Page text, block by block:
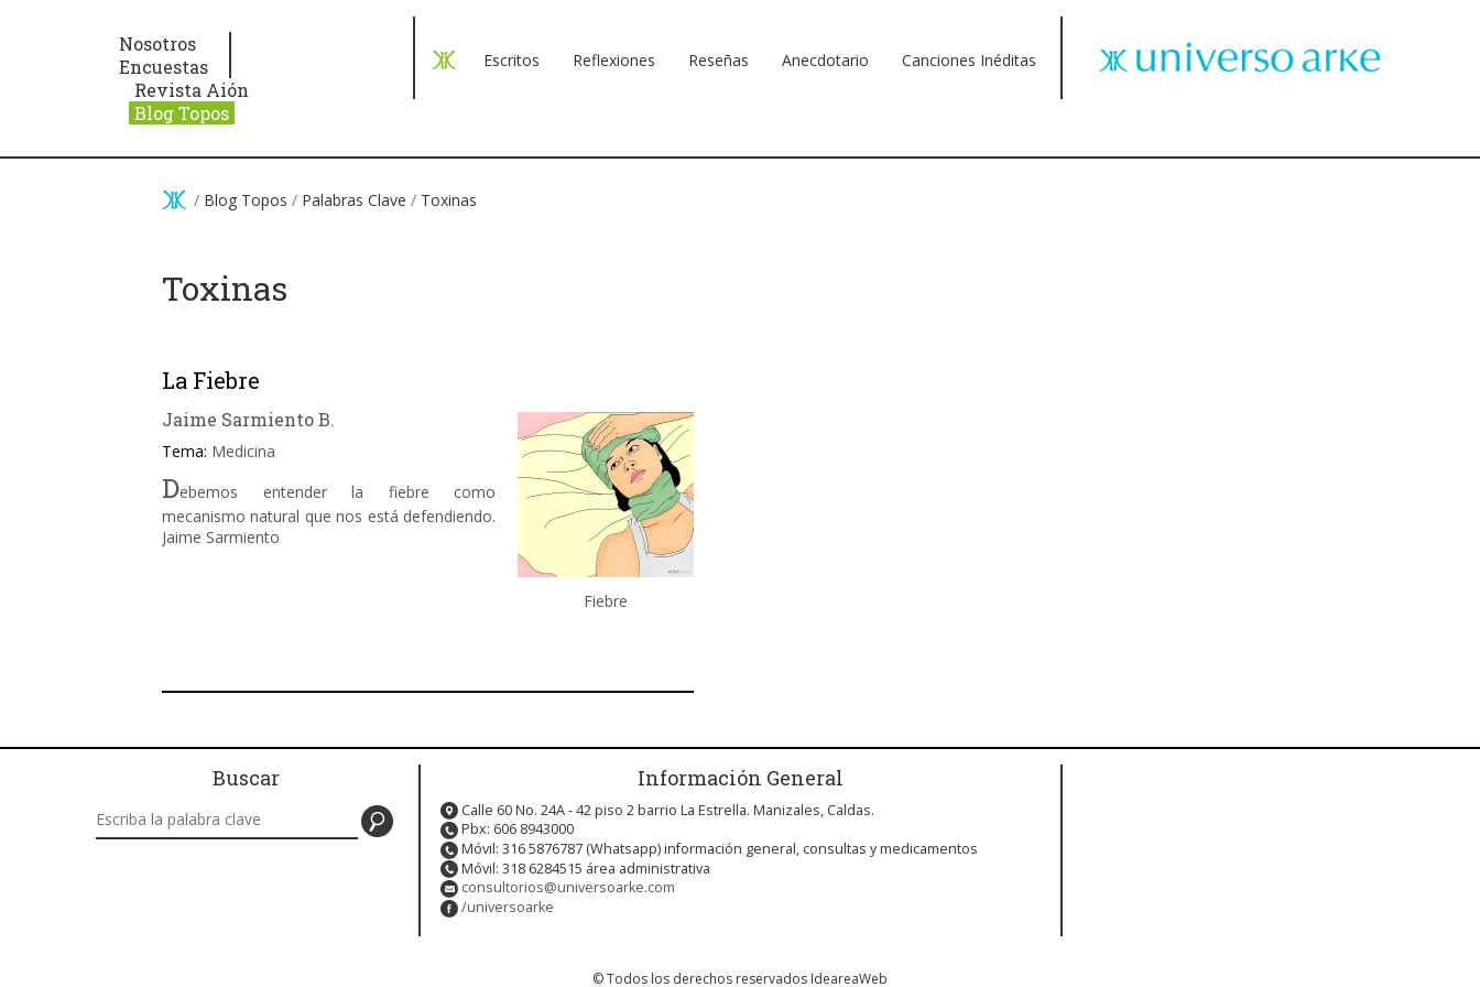
Nosotros
Encuestas
Revista Aión
Blog Topos
Escritos Reflexiones Reseñas Anecdotario Canciones Inéditas
/ Blog Topos / Palabras Clave / Toxinas
Toxinas
La Fiebre
Fiebre
Jaime Sarmiento B.
Tema: Medicina
Debemos entender la fiebre como
mecanismo natural que nos está defendiendo.
Jaime Sarmiento
Buscar
Buscar en este sitio
Información General
Calle 60 No. 24A - 42 piso 2 barrio La Estrella. Manizales, Caldas.
Pbx: 606 8943000
Móvil: 316 5876787 (Whatsapp) información general, consultas y medicamentos
Móvil: 318 6284515 área administrativa
consultorios@universoarke.com
/universoarke
© Todos los derechos reservados IdeareaWeb